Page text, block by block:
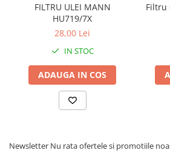
FILTRU ULEI MANN
HU719/7X
28,00 Lei
IN STOC
ADAUGA IN COS
Filtru
Newsletter Nu rata ofertele si promotiile